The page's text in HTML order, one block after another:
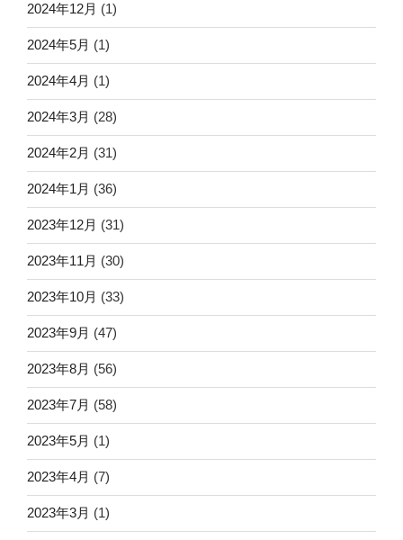
2024年12月 (1)
2024年5月 (1)
2024年4月 (1)
2024年3月 (28)
2024年2月 (31)
2024年1月 (36)
2023年12月 (31)
2023年11月 (30)
2023年10月 (33)
2023年9月 (47)
2023年8月 (56)
2023年7月 (58)
2023年5月 (1)
2023年4月 (7)
2023年3月 (1)